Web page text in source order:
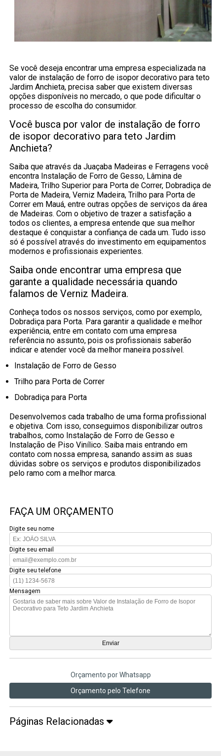
Se você deseja encontrar uma empresa especializada na
valor de instalação de forro de isopor decorativo para teto
Jardim Anchieta, precisa saber que existem diversas
opções disponíveis no mercado, o que pode dificultar o
processo de escolha do consumidor.
Você busca por valor de instalação de forro
de isopor decorativo para teto Jardim
Anchieta?
Saiba que através da Juaçaba Madeiras e Ferragens você
encontra Instalação de Forro de Gesso, Lâmina de
Madeira, Trilho Superior para Porta de Correr, Dobradiça de
Porta de Madeira, Verniz Madeira, Trilho para Porta de
Correr em Mauá, entre outras opções de serviços da área
de Madeiras. Com o objetivo de trazer a satisfação a
todos os clientes, a empresa entende que sua melhor
destaque é conquistar a confiança de cada um. Tudo isso
só é possível através do investimento em equipamentos
modernos e profissionais experientes.
Saiba onde encontrar uma empresa que
garante a qualidade necessária quando
falamos de Verniz Madeira.
Conheça todos os nossos serviços, como por exemplo,
Dobradiça para Porta. Para garantir a qualidade e melhor
experiência, entre em contato com uma empresa
referência no assunto, pois os profissionais saberão
indicar e atender você da melhor maneira possível.
Instalação de Forro de Gesso
Trilho para Porta de Correr
Dobradiça para Porta
Desenvolvemos cada trabalho de uma forma profissional
e objetiva. Com isso, conseguimos disponibilizar outros
trabalhos, como Instalação de Forro de Gesso e
Instalação de Piso Vinílico. Saiba mais entrando em
contato com nossa empresa, sanando assim as suas
dúvidas sobre os serviços e produtos disponibilizados
pelo ramo com a melhor marca.
FAÇA UM ORÇAMENTO
Digite seu nome
Digite seu email
Digite seu telefone
Mensagem
Orçamento por Whatsapp
Orçamento pelo Telefone
Páginas Relacionadas